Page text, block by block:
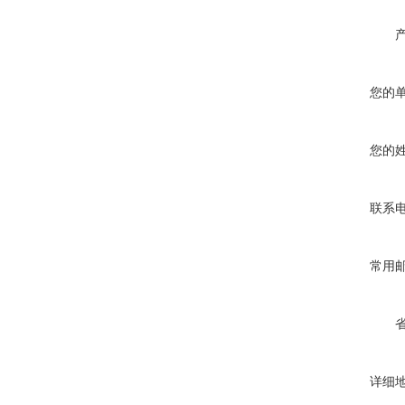
您的
您的
联系
常用
详细